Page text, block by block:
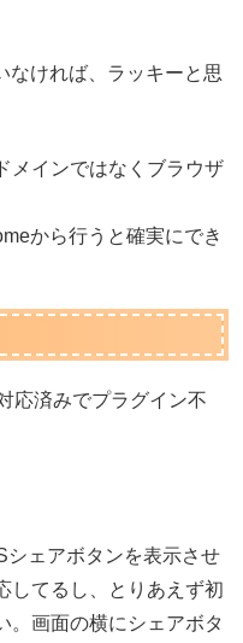
ければ、ラッキーと思
メインではなくブラウザ
から行うと確実にでき
応済みでプラグイン不
シェアボタンを表示させ
してるし、とりあえず初
。画面の横にシェアボタ